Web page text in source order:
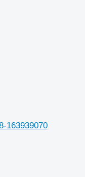
163939070